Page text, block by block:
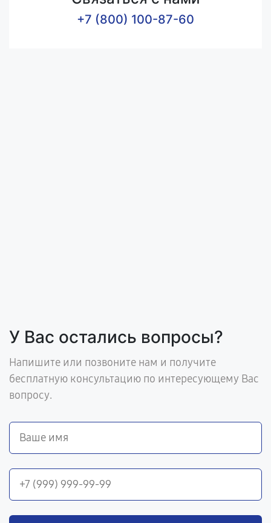
+7 (800) 100-87-60
У Вас остались вопросы?
Напишите или позвоните нам и получите
бесплатную консультацию по интересующему Вас
вопросу.